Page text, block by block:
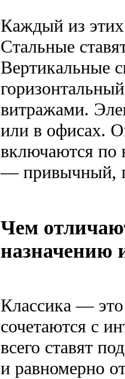
Каждый из этих
Стальные
Вертикальные
витражами.
или в офисах.
включаются по
— привычный,
Чем
назначению
Классика —
сочетаются с
всего ставят
и равномерно